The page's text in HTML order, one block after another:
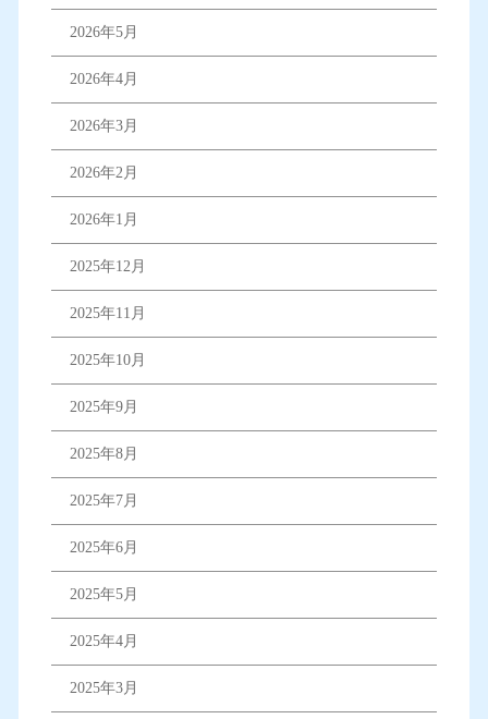
2026年5月
2026年4月
2026年3月
2026年2月
2026年1月
2025年12月
2025年11月
2025年10月
2025年9月
2025年8月
2025年7月
2025年6月
2025年5月
2025年4月
2025年3月